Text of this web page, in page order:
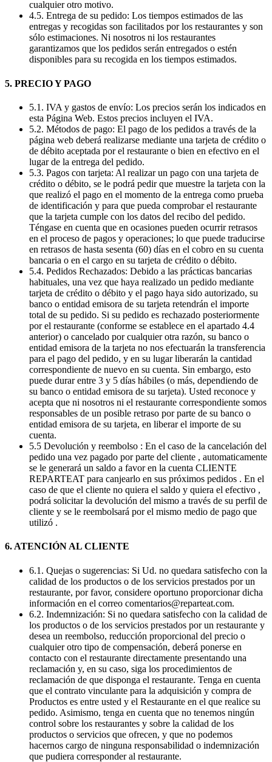
cualquier otro motivo.
4.5. Entrega de su pedido: Los tiempos estimados de las
entregas y recogidas son facilitados por los restaurantes y son
sólo estimaciones. Ni nosotros ni los restaurantes
garantizamos que los pedidos serán entregados o estén
disponibles para su recogida en los tiempos estimados.
5. PRECIO Y PAGO
5.1. IVA y gastos de envío: Los precios serán los indicados en
esta Página Web. Estos precios incluyen el IVA.
5.2. Métodos de pago: El pago de los pedidos a través de la
página web deberá realizarse mediante una tarjeta de crédito o
de débito aceptada por el restaurante o bien en efectivo en el
lugar de la entrega del pedido.
5.3. Pagos con tarjeta: Al realizar un pago con una tarjeta de
crédito o débito, se le podrá pedir que muestre la tarjeta con la
que realizó el pago en el momento de la entrega como prueba
de identificación y para que pueda comprobar el restaurante
que la tarjeta cumple con los datos del recibo del pedido.
Téngase en cuenta que en ocasiones pueden ocurrir retrasos
en el proceso de pagos y operaciones; lo que puede traducirse
en retrasos de hasta sesenta (60) días en el cobro en su cuenta
bancaria o en el cargo en su tarjeta de crédito o débito.
5.4. Pedidos Rechazados: Debido a las prácticas bancarias
habituales, una vez que haya realizado un pedido mediante
tarjeta de crédito o débito y el pago haya sido autorizado, su
banco o entidad emisora de su tarjeta retendrán el importe
total de su pedido. Si su pedido es rechazado posteriormente
por el restaurante (conforme se establece en el apartado 4.4
anterior) o cancelado por cualquier otra razón, su banco o
entidad emisora de la tarjeta no nos efectuarán la transferencia
para el pago del pedido, y en su lugar liberarán la cantidad
correspondiente de nuevo en su cuenta. Sin embargo, esto
puede durar entre 3 y 5 días hábiles (o más, dependiendo de
su banco o entidad emisora de su tarjeta). Usted reconoce y
acepta que ni nosotros ni el restaurante correspondiente somos
responsables de un posible retraso por parte de su banco o
entidad emisora de su tarjeta, en liberar el importe de su
cuenta.
5.5 Devolución y reembolso : En el caso de la cancelación del
pedido una vez pagado por parte del cliente , automaticamente
se le generará un saldo a favor en la cuenta CLIENTE
REPARTEAT para canjearlo en sus próximos pedidos . En el
caso de que el cliente no quiera el saldo y quiera el efectivo ,
podrá solicitar la devolución del mismo a través de su perfil de
cliente y se le reembolsará por el mismo medio de pago que
utilizó .
6. ATENCIÓN AL CLIENTE
6.1. Quejas o sugerencias: Si Ud. no quedara satisfecho con la
calidad de los productos o de los servicios prestados por un
restaurante, por favor, considere oportuno proporcionar dicha
información en el correo comentarios@reparteat.com.
6.2. Indemnización: Si no quedara satisfecho con la calidad de
los productos o de los servicios prestados por un restaurante y
desea un reembolso, reducción proporcional del precio o
cualquier otro tipo de compensación, deberá ponerse en
contacto con el restaurante directamente presentando una
reclamación y, en su caso, siga los procedimientos de
reclamación de que disponga el restaurante. Tenga en cuenta
que el contrato vinculante para la adquisición y compra de
Productos es entre usted y el Restaurante en el que realice su
pedido. Asimismo, tenga en cuenta que no tenemos ningún
control sobre los restaurantes y sobre la calidad de los
productos o servicios que ofrecen, y que no podemos
hacernos cargo de ninguna responsabilidad o indemnización
que pudiera corresponder al restaurante.